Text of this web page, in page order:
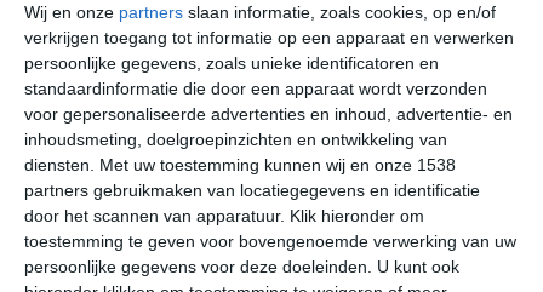
Wij en onze partners slaan informatie, zoals cookies, op en/of
verkrijgen toegang tot informatie op een apparaat en verwerken
persoonlijke gegevens, zoals unieke identificatoren en
standaardinformatie die door een apparaat wordt verzonden
voor gepersonaliseerde advertenties en inhoud, advertentie- en
inhoudsmeting, doelgroepinzichten en ontwikkeling van
diensten.
Met uw toestemming kunnen wij en onze 1538
partners gebruikmaken van locatiegegevens en identificatie
door het scannen van apparatuur. Klik hieronder om
toestemming te geven voor bovengenoemde verwerking van uw
persoonlijke gegevens voor deze doeleinden. U kunt ook
16°C
za
22°
zo ma
19° 13°
di
18° 11°